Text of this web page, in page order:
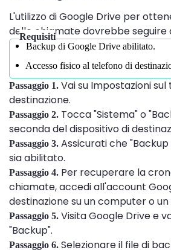
L'utilizzo di Google Drive per
delle chiamate dovrebbe seguire
Requisiti
Backup di Google Drive abilitato.
Accesso fisico al telefono di
Passaggio 1. Vai su Impostazioni
destinazione.
Passaggio 2. Tocca "Sistema" o
seconda del dispositivo di
Passaggio 3. Assicurati che
sia abilitato.
Passaggio 4. Per recuperare la
chiamate, accedi all'account
destinazione su un computer o
Passaggio 5. Visita Google Drive e
"Backup".
Passaggio 6. Selezionare il file di